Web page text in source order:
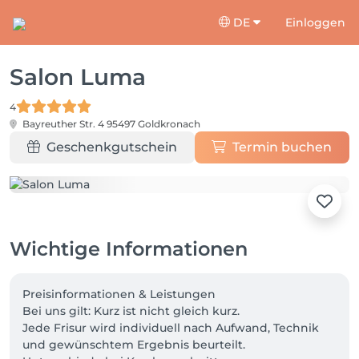
DE Einloggen
Salon Luma
4
Bayreuther Str. 4 95497 Goldkronach
Geschenkgutschein Termin buchen
Wichtige Informationen
Preisinformationen & Leistungen
Bei uns gilt: Kurz ist nicht gleich kurz.
Jede Frisur wird individuell nach Aufwand, Technik
und gewünschtem Ergebnis beurteilt.